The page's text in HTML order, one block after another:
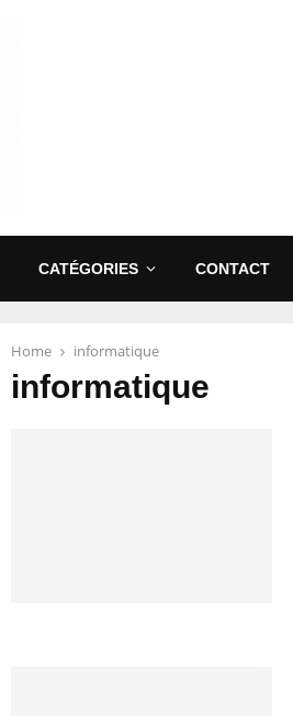
CATÉGORIES CONTACT
Home informatique
informatique